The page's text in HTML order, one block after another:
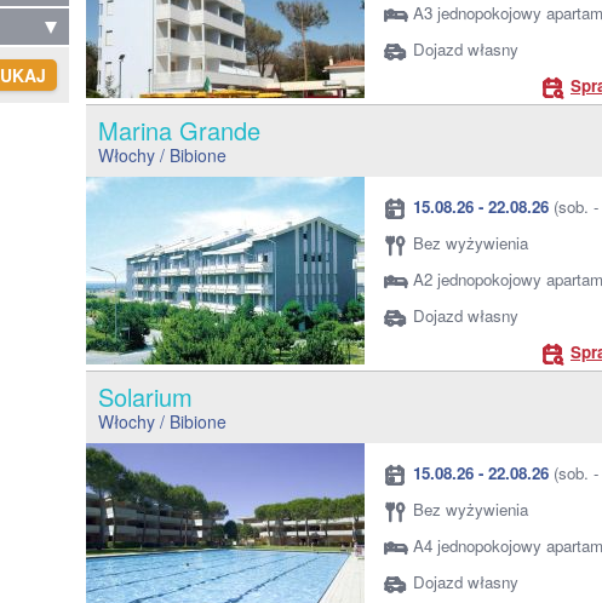
A3 jednopokojowy
Dojazd własny
Marina Grande
Włochy / Bibione
15.08.26 - 22.08.26 (sob.
Bez wyżywienia
A2 jednopokojowy
Dojazd własny
Solarium
Włochy / Bibione
15.08.26 - 22.08.26 (sob.
Bez wyżywienia
A4 jednopokojowy
Dojazd własny